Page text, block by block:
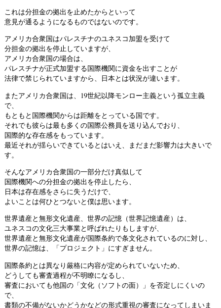
これは分担金の拠出を止めたからといって
意見が通るようになるものではないのです。
アメリカ合衆国はパレスチナのユネスコ加盟を受けて
分担金の拠出を停止していますが、
アメリカ合衆国の場合は、
パレスチナが正式加盟する国際機関に資金を出すことが
法律で禁じられていますから、日本とは状況が違います。
またアメリカ合衆国は、19世紀以降モンロー主義という孤立主義
で、
もともと国際機関からは距離をとっている国です。
それでも彼らは最も多くの国際公務員を送り込んでおり、
国際的な存在感をもっています。
最近それが揺らいできているとはいえ、まだまだ影響力は大きいで
す。
そんなアメリカ合衆国の一部分だけ真似して
国際機関への分担金の拠出を停止したら、
日本は存在感をさらに失うだけで、
よいことは何ひとつないと僕は思います。
世界遺産と無形文化遺産、世界の記憶（世界記憶遺産）は、
ユネスコの文化三大事業と呼ばれたりもしますが、
世界遺産と無形文化遺産が国際条約で条文化されているのに対し、
世界の記憶は、「プロジェクト」にすぎません。
国際条約とは異なり厳格に内容が定められていないため、
どうしても審査過程が不明瞭になるし、
審査においても他国の「文化（ソフトの面）」を否定しにくいの
で、
書類の不備がないかどうかなどの形式重視の審査になってしまいま